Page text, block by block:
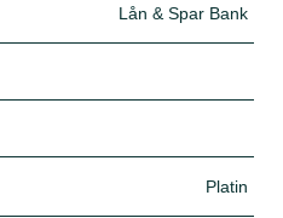
Lån & Spar Bank
Platin